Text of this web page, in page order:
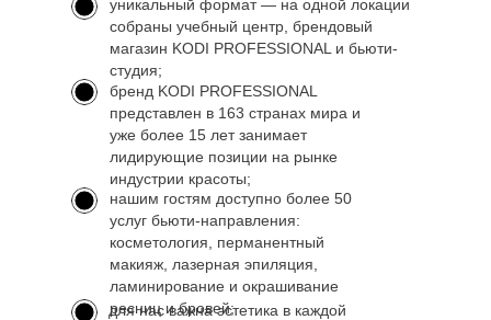
бренд KODI PROFESSIONAL
представлен в 163 странах мира и
уже более 15 лет занимает
лидирующие позиции на рынке
индустрии красоты;
для нас важна эстетика в каждой
уникальный формат — на одной локации
собраны учебный центр, брендовый
магазин KODI PROFESSIONAL и бьюти-
студия;
нашим гостям доступно более 50
услуг бьюти-направления:
косметология, перманентный
макияж, лазерная эпиляция,
ламинирование и окрашивание
ресниц и бровей;